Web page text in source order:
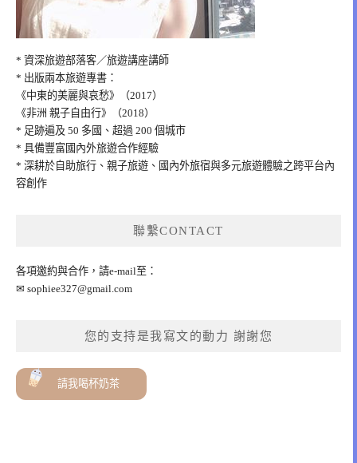
* 資深旅遊部落客／旅遊講座講師
* 出版兩本旅遊專書：
《中東的美麗與哀愁》（2017）
《非洲 親子自由行》（2018）
* 足跡遍及 50 多國、超過 200 個城市
* 具備豐富國內外旅遊合作經驗
* 深耕於自助旅行、親子旅遊、國內外旅宿與多元旅遊體驗之跨平台內
容創作
聯繫CONTACT
各項邀約與合作，請e-mail至：
✉ sophiee327@gmail.com
您的支持是我寫文的動力 謝謝您
請我喝杯奶茶